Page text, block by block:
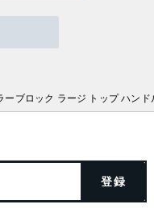
ーブロック ラージ トップ ハンド
登録